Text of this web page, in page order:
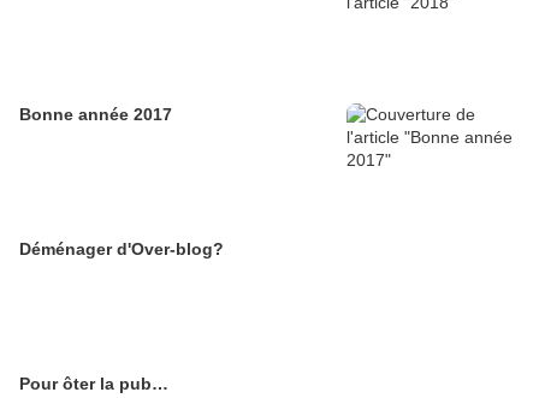
Bonne année 2017
Déménager d'Over-blog?
Pour ôter la pub…